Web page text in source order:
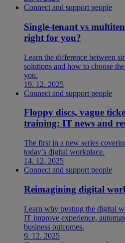
Connect and support people
Single-tenant vs
right for you?
Learn the difference between
solutions and how to choose
you.
19. 12. 2025
Connect and support people
Floppy discs, vague
training: IT news and
The first in a new series
today’s digital workplace.
14. 12. 2025
Connect and support people
Reimagining digital
Learn why treating the digital
IT improve experience,
business outcomes.
9. 12. 2025